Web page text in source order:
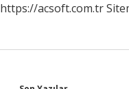
https://acsoft.com.tr